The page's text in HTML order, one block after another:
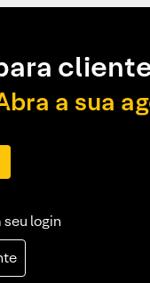
a sua
seu login